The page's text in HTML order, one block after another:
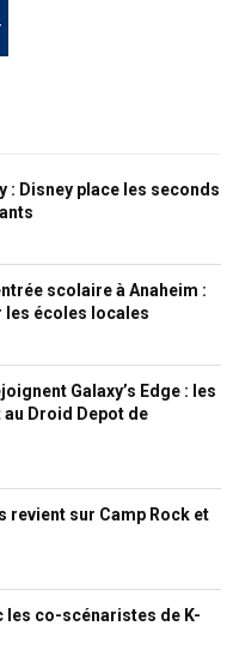
: Disney place les seconds
scolaire à Anaheim :
écoles locales
Galaxy’s Edge : les
au Droid Depot de
revient sur Camp Rock et
les co-scénaristes de K-